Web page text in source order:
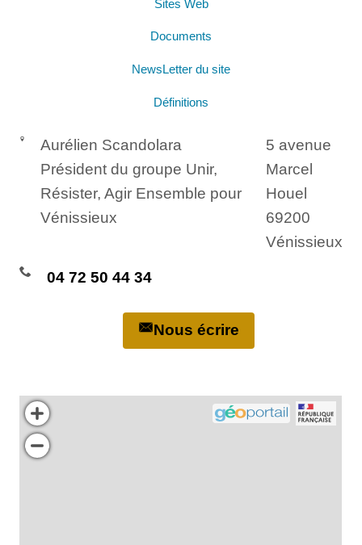
Sites Web
Documents
NewsLetter du site
Définitions
Aurélien Scandolara
Président du groupe Unir,
Résister, Agir Ensemble pour
Vénissieux
5 avenue
Marcel
Houel
69200
Vénissieux
04 72 50 44 34
Nous écrire